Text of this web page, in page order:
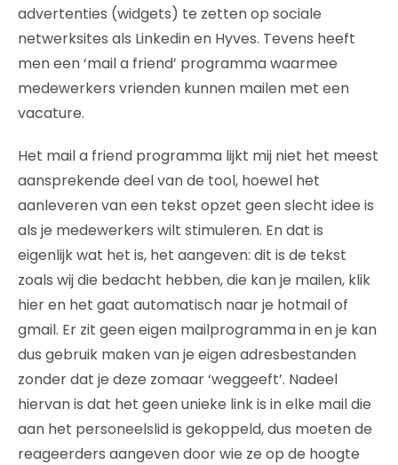
advertenties (widgets) te zetten op sociale
netwerksites als Linkedin en Hyves. Tevens heeft
men een ‘mail a friend’ programma waarmee
medewerkers vrienden kunnen mailen met een
vacature.
Het mail a friend programma lijkt mij niet het meest
aansprekende deel van de tool, hoewel het
aanleveren van een tekst opzet geen slecht idee is
als je medewerkers wilt stimuleren. En dat is
eigenlijk wat het is, het aangeven: dit is de tekst
zoals wij die bedacht hebben, die kan je mailen, klik
hier en het gaat automatisch naar je hotmail of
gmail. Er zit geen eigen mailprogramma in en je kan
dus gebruik maken van je eigen adresbestanden
zonder dat je deze zomaar ‘weggeeft’. Nadeel
hiervan is dat het geen unieke link is in elke mail die
aan het personeelslid is gekoppeld, dus moeten de
reageerders aangeven door wie ze op de hoogte